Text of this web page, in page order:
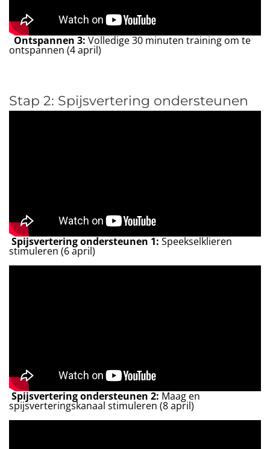
Ontspannen 3: Volledige 30 minuten training om te
ontspannen (4 april)
Stap 2: Spijsvertering ondersteunen
Spijsvertering ondersteunen 1: Speekselklieren
stimuleren (6 april)
Spijsvertering ondersteunen 2: Maag en
spijsverteringskanaal stimuleren (8 april)